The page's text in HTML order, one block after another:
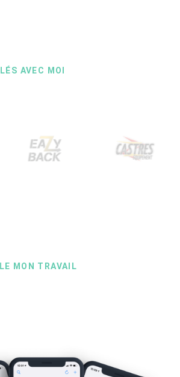
AVEC MOI
MON TRAVAIL